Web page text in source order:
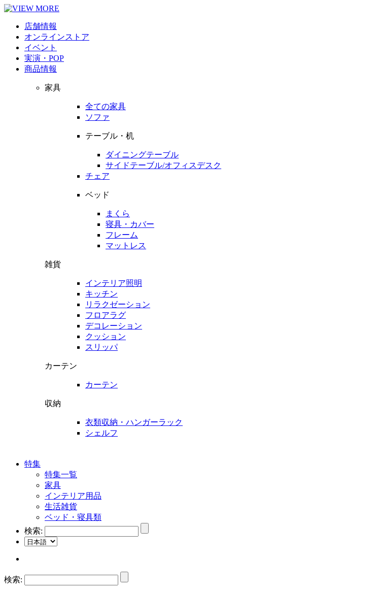
店舗情報
オンラインストア
イベント
実演・POP
商品情報
家具
全ての家具
ソファ
テーブル・机
ダイニングテーブル
サイドテーブル/オフィスデスク
チェア
ベッド
まくら
寝具・カバー
フレーム
マットレス
雑貨
インテリア照明
キッチン
リラクゼーション
フロアラグ
デコレーション
クッション
スリッパ
カーテン
カーテン
収納
衣類収納・ハンガーラック
シェルフ
特集
特集一覧
家具
インテリア用品
生活雑貨
ベッド・寝具類
検索:
検索: